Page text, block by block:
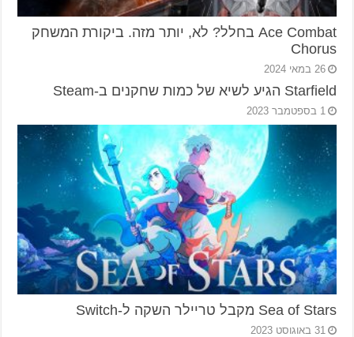
Ace Combat בחלל? לא, יותר מזה. ביקורת המשחק
Chorus
26 במאי 2024
Starfield הגיע לשיא של כמות שחקנים ב-Steam
1 בספטמבר 2023
Sea of Stars מקבל טריילר השקה ל-Switch
31 באוגוסט 2023